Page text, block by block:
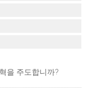
을 주도합니까?